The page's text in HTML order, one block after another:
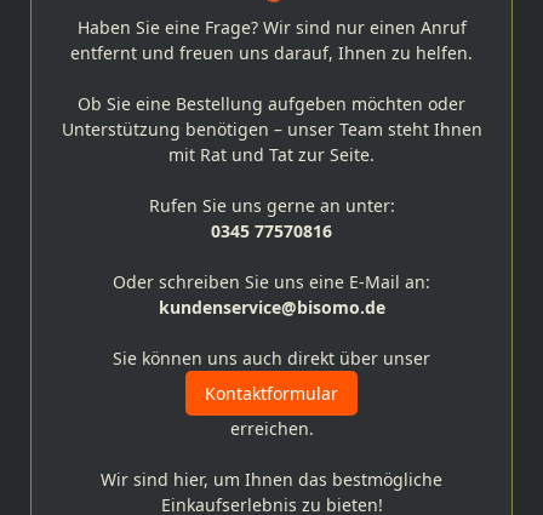
Haben Sie eine Frage? Wir sind nur einen Anruf
entfernt und freuen uns darauf, Ihnen zu helfen.
Ob Sie eine Bestellung aufgeben möchten oder
Unterstützung benötigen – unser Team steht Ihnen
mit Rat und Tat zur Seite.
Rufen Sie uns gerne an unter:
0345 77570816
Oder schreiben Sie uns eine E-Mail an:
kundenservice@bisomo.de
Sie können uns auch direkt über unser
Kontaktformular
erreichen.
Wir sind hier, um Ihnen das bestmögliche
Einkaufserlebnis zu bieten!